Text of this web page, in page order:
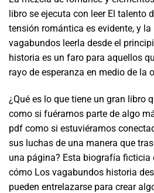
libro se ejecuta con leer El talento
tensión romántica es evidente, y
vagabundos leerla desde el
historia es un faro para aquellos
rayo de esperanza en medio de la
¿Qué es lo que tiene un gran libro
como si fuéramos parte de algo
pdf como si estuviéramos
sus luchas de una manera que
una página? Esta biografía ficticia
cómo Los vagabundos historia
pueden entrelazarse para crear